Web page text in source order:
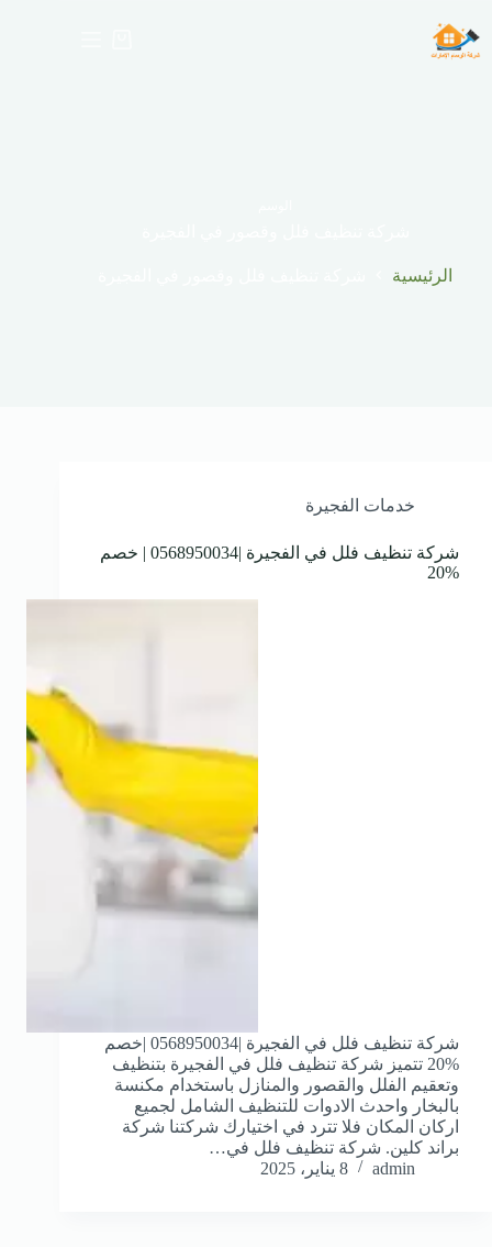
إلى
المحتوى
الرئيسية
خدمات الفجيرة
شركة تنظيف فلل في الفجيرة |0568950034 | خصم
%20
شركة تنظيف فلل في الفجيرة |0568950034 |خصم
%20 تتميز شركة تنظيف فلل في الفجيرة بتنظيف
وتعقيم الفلل والقصور والمنازل باستخدام مكنسة
بالبخار واحدث الادوات للتنظيف الشامل لجميع
اركان المكان فلا تترد في اختيارك شركتنا شركة
براند كلين. شركة تنظيف فلل في…
admin
8 يناير، 2025